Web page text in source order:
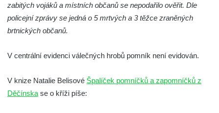
Hrob Jana Foitla na hřbitově ve Velešíně
Hrob Ludvíka Tůmy na hřbitově ve Velešíně
Pomník obětem 2. světové války na hřbitově
Pamětní deska 240 MILES TO FREEDOM u
pomníku obětem válek na náměstí J. V.
zabitých vojáků a místních občanů se nepodařilo ověřit. Dle
policejní zprávy se jedná o 5 mrtvých a 3 těžce zraněných
brtnických občanů.
V centrální evidenci válečných hrobů pomník není evidován.
V knize Natalie Belisové Špalíček pomníčků a zapomníčků z
Děčínska se o kříži píše: